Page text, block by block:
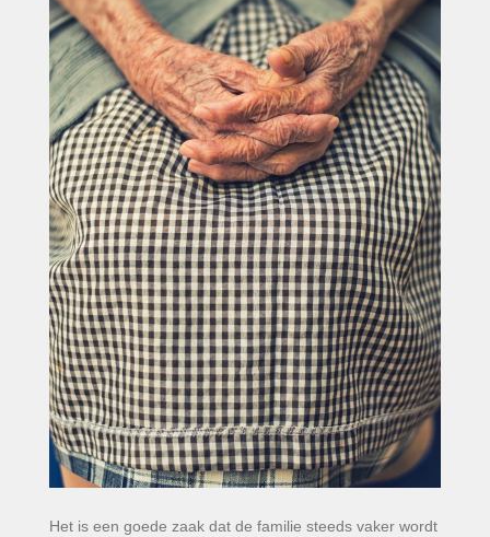
Het is een goede zaak dat de familie steeds vaker wordt